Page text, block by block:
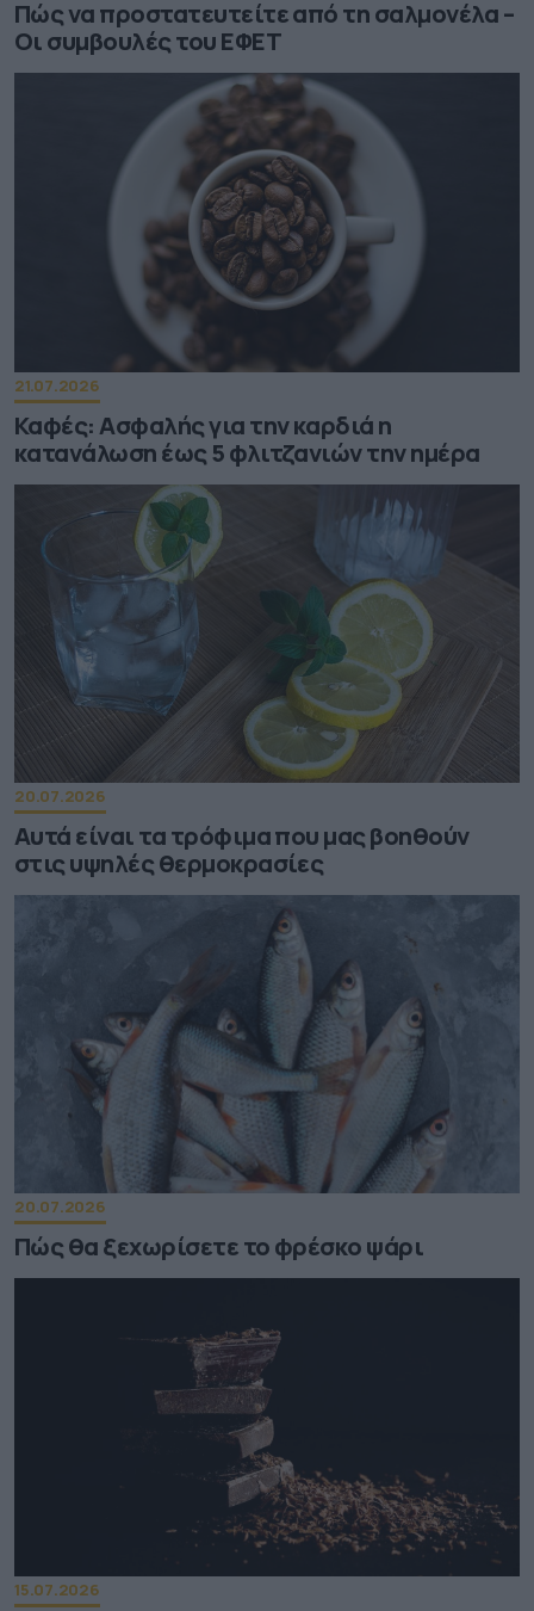
Πώς να προστατευτείτε από τη σαλμονέλα –
Οι συμβουλές του ΕΦΕΤ
21.07.2026
Καφές: Ασφαλής για την καρδιά η
κατανάλωση έως 5 φλιτζανιών την ημέρα
20.07.2026
Αυτά είναι τα τρόφιμα που μας βοηθούν
στις υψηλές θερμοκρασίες
20.07.2026
Πώς θα ξεχωρίσετε το φρέσκο ψάρι
15.07.2026